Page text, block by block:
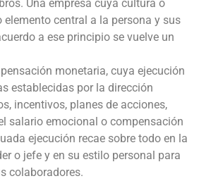
Una empresa cuya cultura o
central a la persona y sus
a ese principio se vuelve un
monetaria, cuya ejecución
establecidas por la dirección
incentivos, planes de acciones,
salario emocional o compensación
ejecución recae sobre todo en la
o jefe y en su estilo personal para
colaboradores.